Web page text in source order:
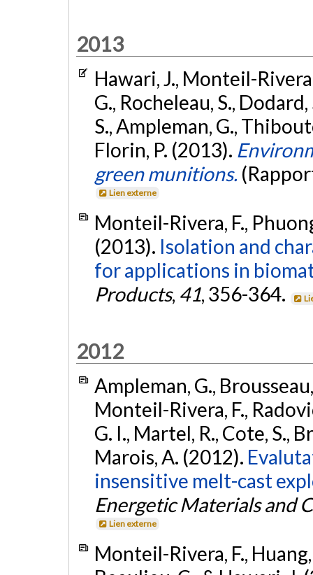
2013
Hawari, J., Monteil-
G., Rocheleau, S.,
S., Ampleman, G.,
Florin, P. (2013).
green munitions.
Lien externe
Monteil-Rivera, F.,
(2013). Isolation and
for applications in
Products, 41, 356-364.
2012
Ampleman, G.,
Monteil-Rivera, F.,
G. I., Martel, R., Cote, S.,
Marois, A. (2012).
insensitive melt-cast
Energetic Materials and
Lien externe
Monteil-Rivera, F., Huang,